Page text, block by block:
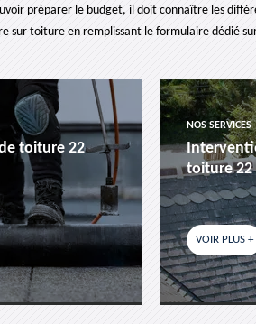
préparer le budget, il doit connaître les
sur toiture en remplissant le formulaire dédié
toiture 22
NOS SERVICES
toiture 22
VOIR PLUS +